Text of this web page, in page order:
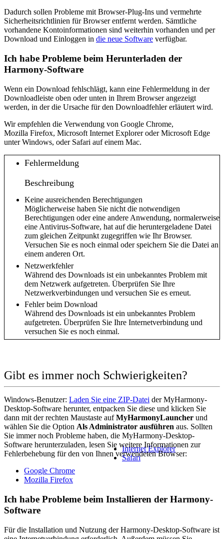
Dadurch sollen Probleme mit Browser-Plug-Ins und vermehrte
Sicherheitsrichtlinien für Browser entfernt werden. Sämtliche
vorhandene Kontoinformationen sind weiterhin vorhanden und per
Download und Einloggen in die neue Software verfügbar.
Ich habe Probleme beim Herunterladen der
Harmony-Software
Wenn ein Download fehlschlägt, kann eine Fehlermeldung in der
Downloadleiste oben oder unten in Ihrem Browser angezeigt
werden, in der die Ursache für den Downloadfehler erläutert wird.
Wir empfehlen die Verwendung von Google Chrome,
Mozilla Firefox, Microsoft Internet Explorer oder Microsoft Edge
unter Windows, oder Safari auf einem Mac.
Fehlermeldung
Beschreibung
Keine ausreichenden Berechtigungen
Möglicherweise haben Sie nicht die notwendigen
Berechtigungen oder eine andere Anwendung, normalerweise
eine Antivirus-Software, hat auf die heruntergeladene Datei
zum gleichen Zeitpunkt zugegriffen wie Ihr Browser.
Versuchen Sie es noch einmal oder speichern Sie die Datei an
einem anderen Ort.
Netzwerkfehler
Während des Downloads ist ein unbekanntes Problem mit
dem Netzwerk aufgetreten. Überprüfen Sie Ihre
Netzwerkverbindungen und versuchen Sie es erneut.
Fehler beim Download
Während des Downloads ist ein unbekanntes Problem
aufgetreten. Überprüfen Sie Ihre Internetverbindung und
versuchen Sie es noch einmal.
Gibt es immer noch Schwierigkeiten?
Windows-Benutzer: Laden Sie eine ZIP-Datei der MyHarmony-
Desktop-Software herunter, entpacken Sie diese und klicken Sie
dann mit der rechten Maustaste aufMyHarmonyLauncher und
wählen Sie die Option Als Administrator ausführen aus. Sollten
Sie immer noch Probleme haben, die MyHarmony-Desktop-
Software herunterzuladen, lesen Sie weitere Informationen zur
Fehlerbehebung für den von Ihnen verwendeten Browser:
Google Chrome
Mozilla Firefox
Internet Explorer
Safari
Ich habe Probleme beim Installieren der Harmony-
Software
Für die Installation und Nutzung der Harmony-Desktop-Software ist